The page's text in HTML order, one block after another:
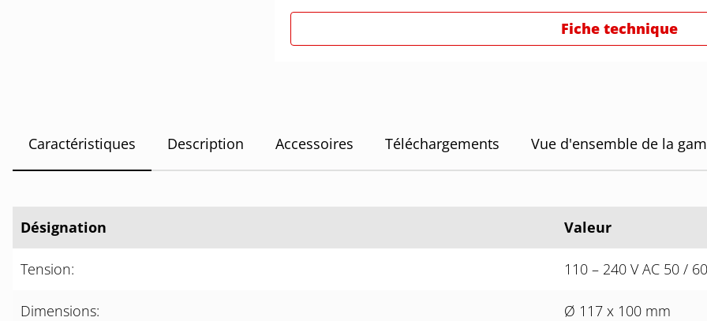
Fiche technique
Caractéristiques Description Accessoires Téléchargements Vue d'ensemble de la
Désignation Valeur
Tension: 110 – 240 V AC 50 /
Dimensions: Ø 117 x 100 mm